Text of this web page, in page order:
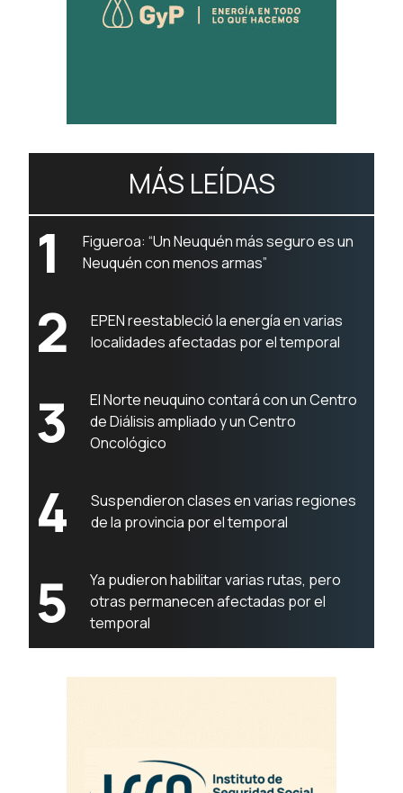
MÁS LEÍDAS
1
Figueroa: “Un Neuquén más seguro es un
Neuquén con menos armas”
2
EPEN reestableció la energía en varias
localidades afectadas por el temporal
3
El Norte neuquino contará con un Centro
de Diálisis ampliado y un Centro
Oncológico
4
Suspendieron clases en varias regiones
de la provincia por el temporal
5
Ya pudieron habilitar varias rutas, pero
otras permanecen afectadas por el
temporal